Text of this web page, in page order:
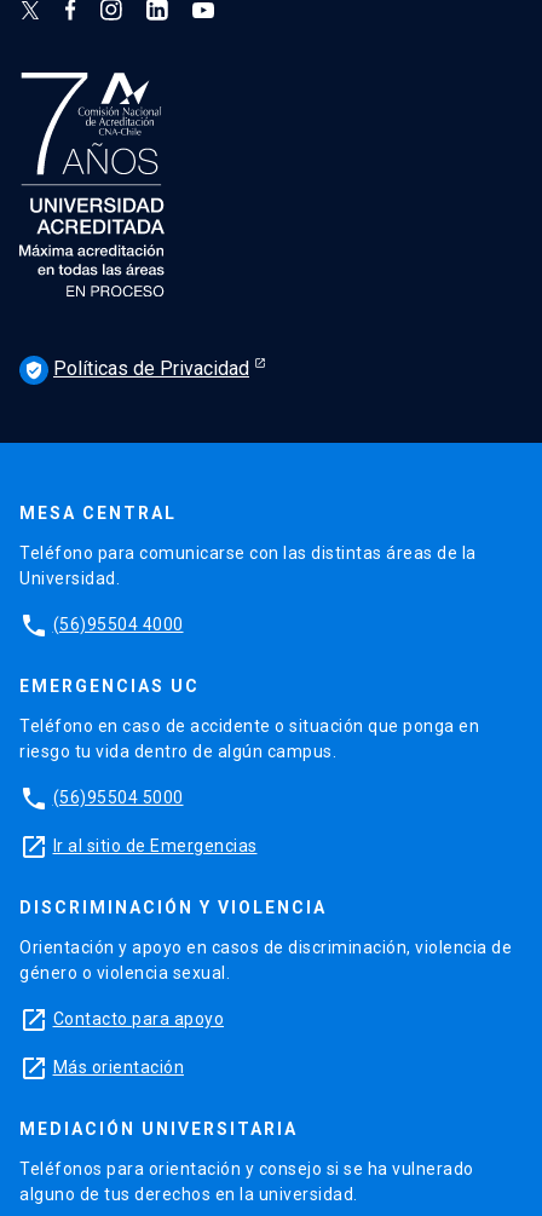
verified_user Políticas de Privacidad
MESA CENTRAL
Teléfono para comunicarse con las distintas áreas de la
Universidad.
phone (56)95504 4000
EMERGENCIAS UC
Teléfono en caso de accidente o situación que ponga en
riesgo tu vida dentro de algún campus.
phone (56)95504 5000
launch Ir al sitio de Emergencias
DISCRIMINACIÓN Y VIOLENCIA
Orientación y apoyo en casos de discriminación, violencia de
género o violencia sexual.
launch Contacto para apoyo
launch Más orientación
MEDIACIÓN UNIVERSITARIA
Teléfonos para orientación y consejo si se ha vulnerado
alguno de tus derechos en la universidad.